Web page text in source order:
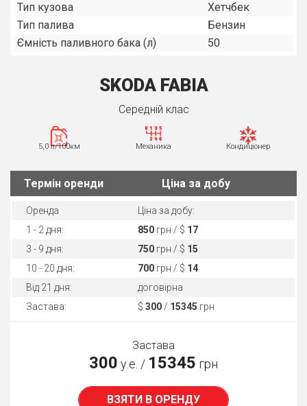
Тип кузова
Хетчбек
Тип палива
Бензин
Ємність паливного бака (л)
50
SKODA FABIA
Середнiй клас
5,0 л/100км Механика Кондиціонер
Термін оренди Ціна за добу
Оренда
Ціна за добу:
1 - 2 дня:
850 грн / $ 17
3 - 9 дня:
750 грн / $ 15
10 - 20 дня:
700 грн / $ 14
Від 21 дня:
договірна
Застава:
$ 300 / 15345 грн
Застава
300 у.е. / 15345 грн
ВЗЯТИ В ОРЕНДУ